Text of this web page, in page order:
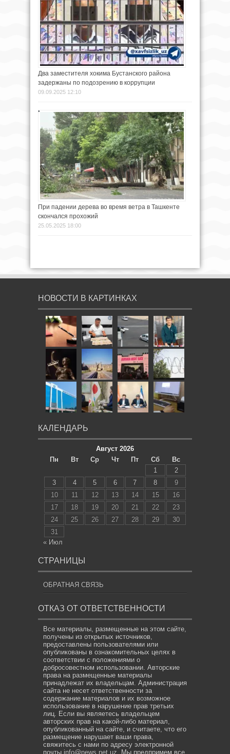
Два заместителя хокима Бустанского района
задержаны по подозрению в коррупции
09.09.2025 12:10
При падении дерева во время ветра в Ташкенте
скончался прохожий
25.05.2025 18:00
НОВОСТИ В КАРТИНКАХ
КАЛЕНДАРЬ
Август 2026
Пн
Вт Ср Чт Пт Сб
Вс
1
2
3
4 5 6 7 8
9
10
11 12 13 14 15
16
17
18 19 20 21 22
23
24
25 26 27 28 29
30
31
« Июл
СТРАНИЦЫ
ОБРАТНАЯ СВЯЗЬ
ОТКАЗ ОТ ОТВЕТСТВЕННОСТИ
Все материалы, размещенные на этом сайте,
получены из открытых источников,
предоставлены пользователями или
опубликованы в ознакомительных целях в
соответствии с положениями о
добросовестном использовании. Авторские
права на размещенные материалы
принадлежат их владельцам. Администрация
сайта не несет ответственности за
содержание материалов и их возможное
использование в нарушение прав третьих
лиц. Если вы являетесь владельцем
авторских прав на какой-либо материал,
опубликованный на сайте, и считаете, что его
размещение нарушает ваши права,
свяжитесь с нами по адресу электронной
почты info@news.net.uz . Мы предпримем все